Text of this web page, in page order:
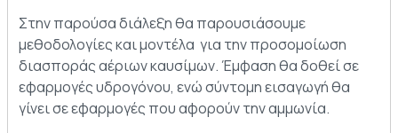
Στην παρούσα διάλεξη θα παρουσιάσουμε
μεθοδολογίες και μοντέλα για την προσομοίωση
διασποράς αέριων καυσίμων. Έμφαση θα δοθεί σε
εφαρμογές υδρογόνου, ενώ σύντομη εισαγωγή θα
γίνει σε εφαρμογές που αφορούν την αμμωνία.